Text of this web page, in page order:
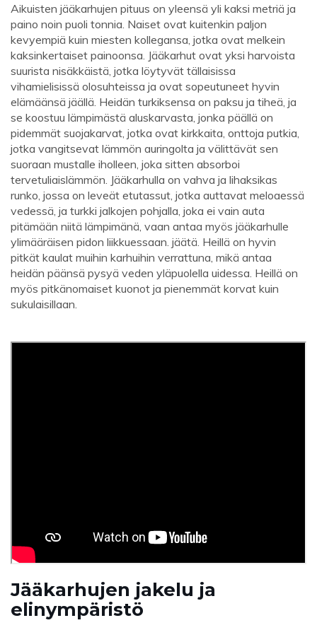
Aikuisten jääkarhujen pituus on yleensä yli kaksi metriä ja
paino noin puoli tonnia. Naiset ovat kuitenkin paljon
kevyempiä kuin miesten kollegansa, jotka ovat melkein
kaksinkertaiset painoonsa. Jääkarhut ovat yksi harvoista
suurista nisäkkäistä, jotka löytyvät tällaisissa
vihamielisissä olosuhteissa ja ovat sopeutuneet hyvin
elämäänsä jäällä. Heidän turkiksensa on paksu ja tiheä, ja
se koostuu lämpimästä aluskarvasta, jonka päällä on
pidemmät suojakarvat, jotka ovat kirkkaita, onttoja putkia,
jotka vangitsevat lämmön auringolta ja välittävät sen
suoraan mustalle iholleen, joka sitten absorboi
tervetuliaislämmön. Jääkarhulla on vahva ja lihaksikas
runko, jossa on leveät etutassut, jotka auttavat meloaessä
vedessä, ja turkki jalkojen pohjalla, joka ei vain auta
pitämään niitä lämpimänä, vaan antaa myös jääkarhulle
ylimääräisen pidon liikkuessaan. jäätä. Heillä on hyvin
pitkät kaulat muihin karhuihin verrattuna, mikä antaa
heidän päänsä pysyä veden yläpuolella uidessa. Heillä on
myös pitkänomaiset kuonot ja pienemmät korvat kuin
sukulaisillaan.
Jääkarhujen jakelu ja
elinympäristö